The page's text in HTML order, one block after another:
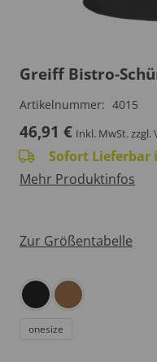
Greiff Bistro-
Artikelnummer: 4015
46,91 € Inkl. MwSt.zzgl.
Sofort Lieferbar
Mehr Produktinfos
Zur Größentabelle
onesize